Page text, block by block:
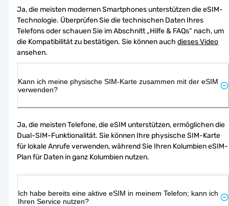
Ja, die meisten modernen Smartphones unterstützen die eSIM-
Technologie. Überprüfen Sie die technischen Daten Ihres
Telefons oder schauen Sie im Abschnitt „Hilfe & FAQs“ nach, um
die Kompatibilität zu bestätigen. Sie können auch dieses Video
ansehen.
Kann ich meine physische SIM-Karte zusammen mit der eSIM
verwenden?
Ja, die meisten Telefone, die eSIM unterstützen, ermöglichen die
Dual-SIM-Funktionalität. Sie können Ihre physische SIM-Karte
für lokale Anrufe verwenden, während Sie Ihren Kolumbien eSIM-
Plan für Daten in ganz Kolumbien nutzen.
Ich habe bereits eine aktive eSIM in meinem Telefon; kann ich
Ihren Service nutzen?